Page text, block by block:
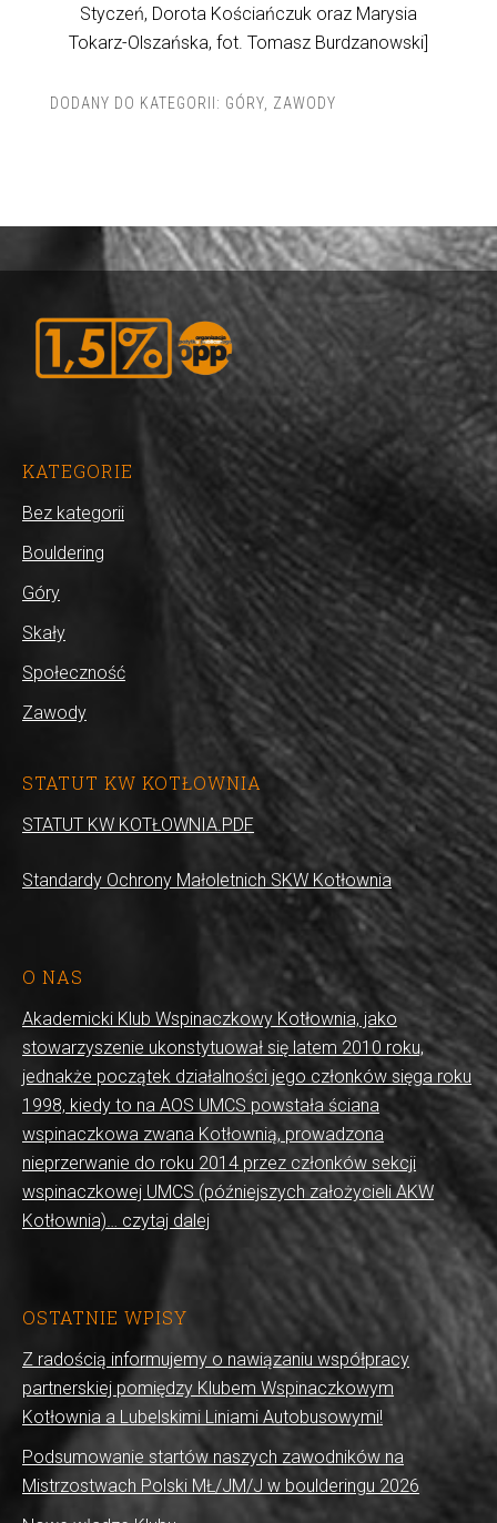
Styczeń, Dorota Kościańczuk oraz Marysia
Tokarz-Olszańska, fot. Tomasz Burdzanowski]
DODANY DO KATEGORII: GÓRY, ZAWODY
KATEGORIE
Bez kategorii
Bouldering
Góry
Skały
Społeczność
Zawody
STATUT KW KOTŁOWNIA
STATUT KW KOTŁOWNIA.PDF
Standardy Ochrony Małoletnich SKW Kotłownia
O NAS
Akademicki Klub Wspinaczkowy Kotłownia, jako
stowarzyszenie ukonstytuował się latem 2010 roku,
jednakże początek działalności jego członków sięga roku
1998, kiedy to na AOS UMCS powstała ściana
wspinaczkowa zwana Kotłownią, prowadzona
nieprzerwanie do roku 2014 przez członków sekcji
wspinaczkowej UMCS (późniejszych założycieli AKW
Kotłownia)… czytaj dalej
OSTATNIE WPISY
Z radością informujemy o nawiązaniu współpracy
partnerskiej pomiędzy Klubem Wspinaczkowym
Kotłownia a Lubelskimi Liniami Autobusowymi!
Podsumowanie startów naszych zawodników na
Mistrzostwach Polski MŁ/JM/J w boulderingu 2026